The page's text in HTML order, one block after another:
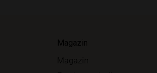
Magazin
Magazin